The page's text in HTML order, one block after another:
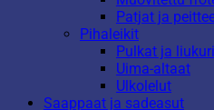
Patjat ja
Pihaleikit
Pulkat ja
Uima-altaat
Ulkolelut
Saappaat ja sadeasut